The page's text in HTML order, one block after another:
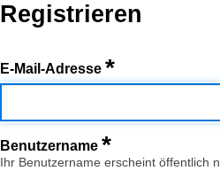
Registrieren
E-Mail-Adresse *
Benutzername *
Ihr Benutzername erscheint öffentlich